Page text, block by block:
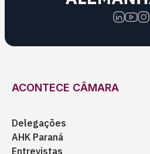
ACONTECE CÂMARA
Delegações
AHK Paraná
Entrevistas